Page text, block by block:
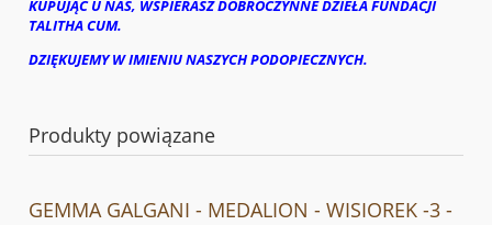
KUPUJĄC U NAS, WSPIERASZ DOBROCZYNNE DZIEŁA FUNDACJI
TALITHA CUM.
DZIĘKUJEMY W IMIENIU NASZYCH PODOPIECZNYCH.
Produkty powiązane
GEMMA GALGANI - MEDALION - WISIOREK -3 -